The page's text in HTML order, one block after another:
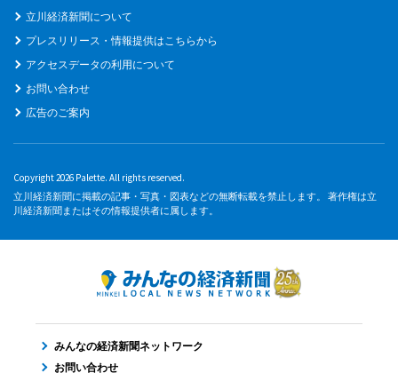
立川経済新聞について
プレスリリース・情報提供はこちらから
アクセスデータの利用について
お問い合わせ
広告のご案内
Copyright 2026 Palette. All rights reserved.
立川経済新聞に掲載の記事・写真・図表などの無断転載を禁止します。 著作権は立
川経済新聞またはその情報提供者に属します。
みんなの経済新聞ネットワーク
お問い合わせ